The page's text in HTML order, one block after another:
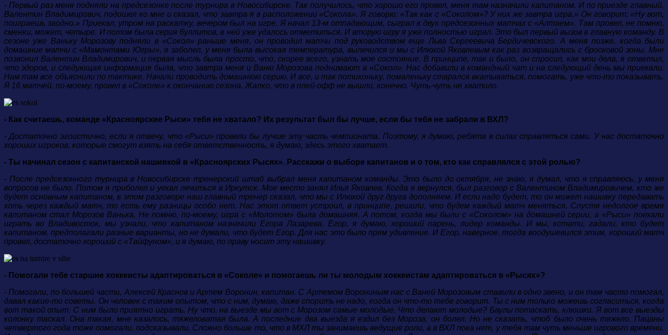
- Первый раз меня подняли на предсезонке после турнира в Новосибирске. Так получилось, что хорошо его провел, меня там назначили капитаном. И по приезде главный,
Валентин Владимирович, подошел ко мне и сказал, что завтра я в расположении «Сокола». Я говорю: «Так как с «Соколом»? У них же завтра игра.» Он говорит: «Ну вот,
поиграешь заодно.» Приехал, утром на раскатку, вечером был на игре. Я начал 13-м отпадающим, сыграл в двух предсезонных матчах с «Алтаем». Там провел, не помню,
сменки, может, четыре. И потом была серия буллитов, в ней уже удалось отметиться. И вторую игру я уже полностью играл. Это был первый вызов в главную команду. В
сезоне уже Ваньку Морозову подняли в «Сокол» раньше меня, он проводил матчи под руководством еще Льва Сергеевича Бердичевского. А меня позже, когда были
домашние матчи с «Мамонтами Югры», я заболел, у меня была высокая температура, вылечился и мы с Илюхой Яковлевым как раз возвращались с бросковой зоны. Мне
позвонил Валентин Владимирович, и первая мысль была просто, что, скорее всего, узнать мое состояние. В принципе, так и было, он спросил, как мои дела, я ответил,
что здоров, и следующая информация была, что завтра меня и Ваню Морозова поднимают в «Сокол». Нас добавили в командный чат и на следующий день мы приехали.
Нам там все объяснили по тактике. Начали проводить домашнюю серию. И все, и так потихоньку, помаленьку старался вкатываться, помогать, уже что-то показывать.
Я 16 матчей, по-моему, провел в «Соколе» к окончанию сезона. Жалко, что в плей-офф не вышли, конечно. Чуть-чуть не хватило.
- Как считаешь, команде «Красноярские Рыси» тебя не хватало? Их результат был бы лучше, если бы тебя не забрали в ВХЛ?
- Достаточно эгоистично, если я отвечу, что «Рыси» провели бы лучше эту часть чемпионата. Поэтому, я думаю, ребята в силах справляться сами. У нас достаточно
хороших игроков, которые смогут взять на себя ответственность, я думаю, здесь этого хватает.
- Ты начинал сезон с капитанской нашивкой в «Красноярских Рысях». Расскажи о выборе капитанов и о том, кто как справлялся с этой ролью?
- После предсезонного турнира в Новосибирске тренерский штаб выбрал меня капитаном команды. Это было до октября, не знаю, я думал, что я справляюсь, у меня
вопросов не было. Потом я приболел и уехал лечиться в Иркутск. Мое место занял Илья Яковлев. Когда я вернулся, был разговор с Валентином Владимировичем, кто же
будет основным капитаном, в этом разговоре наш главный тренер сказал, что мы с Илюхой друг друга дополняем. И если надо будет, то он может нашивку передавать
хоть через каждый матч, то есть ему разницы особо нет. Нас этот ответ устроил, в принципе, решили, что будем каждый матч меняться. Спустя недолгое время
капитаном стал Морозов Ванька. Не помню, по-моему, игра с «Молотом» была домашняя. А потом, когда мы были с «Соколом» на домашней серии, а «Рыси» поехали
играть во Владивосток, мы узнали, что капитаном назначили Егора Лазарева. Егор, я думаю, хороший парень, лидер команды. И мы, кстати, гадали, кто будет
капитаном, предполагали разные варианты, но не думали, что будет Егор. Для нас это было прям удивление. И Егор, наверное, тогда воодушевился этим, хороший матч
провел, достаточно хороший с «Тайфуном», и я думаю, по праву носит эту нашивку.
- Помогали тебе старшие хоккеисты адаптироваться в «Соколе» и помогаешь ли ты молодым хоккеистам адаптироваться в «Рысях»?
- Помогали, по большей части, Алексей Краснов и Артем Воронин, капитан. С Артемом Ворониным нас с Ваней Морозовым ставили в одно звено, и он там часто помогал,
давал какие-то советы. Он человек с таким опытом, что с ним, думаю, даже спорить не надо, когда он что-то тебе говорит. Ты с ним только можешь согласиться, когда
вот такой опыт. С ним было приятно играть. Ну что, на выезде мы вот с Морозом самые молодые. Что делают молодые? Баулы потаскать, клюшки. Я вот все выезды
колонку таскал. Она такая, мне казалось, тяжеловатая была. А последние два выезда я ездил без Мороза, он болел. Но не сказать, чтоб было очень тяжело. Пацаны
четвертого года тоже помогали, подсказывали. Сложно больше то, что в МХЛ ты занимаешь ведущие роли, а в ВХЛ пока нет, у тебя там чуть меньше игрового времени.